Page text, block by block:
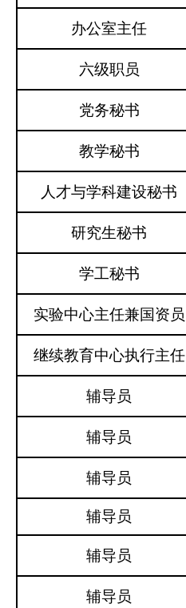
办公室主任
六级职员
党务秘书
教学秘书
人才与学科建设秘书
研究生秘书
学工秘书
实验中心主任兼国资员
继续教育中心执行主任
辅导员
辅导员
辅导员
辅导员
辅导员
辅导员